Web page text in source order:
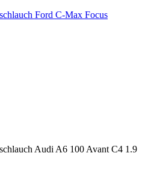
Ford C-Max Focus
Audi A6 100 Avant C4 1.9